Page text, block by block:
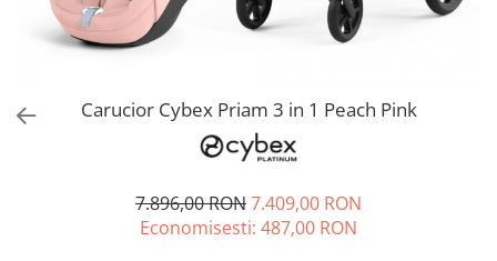
Decoratiuni
Jucarii educative
Jucarii electronice
Jocuri de societate
Carucior Cybex Priam 3 in 1 Peach Pink
7.896,00 RON7.409,00 RON
Economisesti: 487,00 RON